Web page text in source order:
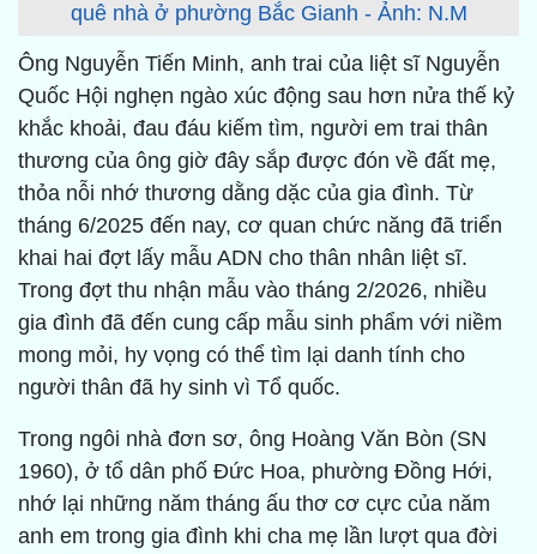
quê nhà ở phường Bắc Gianh - Ảnh: N.M
Ông Nguyễn Tiến Minh, anh trai của liệt sĩ Nguyễn
Quốc Hội nghẹn ngào xúc động sau hơn nửa thế kỷ
khắc khoải, đau đáu kiếm tìm, người em trai thân
thương của ông giờ đây sắp được đón về đất mẹ,
thỏa nỗi nhớ thương dằng dặc của gia đình. Từ
tháng 6/2025 đến nay, cơ quan chức năng đã triển
khai hai đợt lấy mẫu ADN cho thân nhân liệt sĩ.
Trong đợt thu nhận mẫu vào tháng 2/2026, nhiều
gia đình đã đến cung cấp mẫu sinh phẩm với niềm
mong mỏi, hy vọng có thể tìm lại danh tính cho
người thân đã hy sinh vì Tổ quốc.
Trong ngôi nhà đơn sơ, ông Hoàng Văn Bòn (SN
1960), ở tổ dân phố Đức Hoa, phường Đồng Hới,
nhớ lại những năm tháng ấu thơ cơ cực của năm
anh em trong gia đình khi cha mẹ lần lượt qua đời